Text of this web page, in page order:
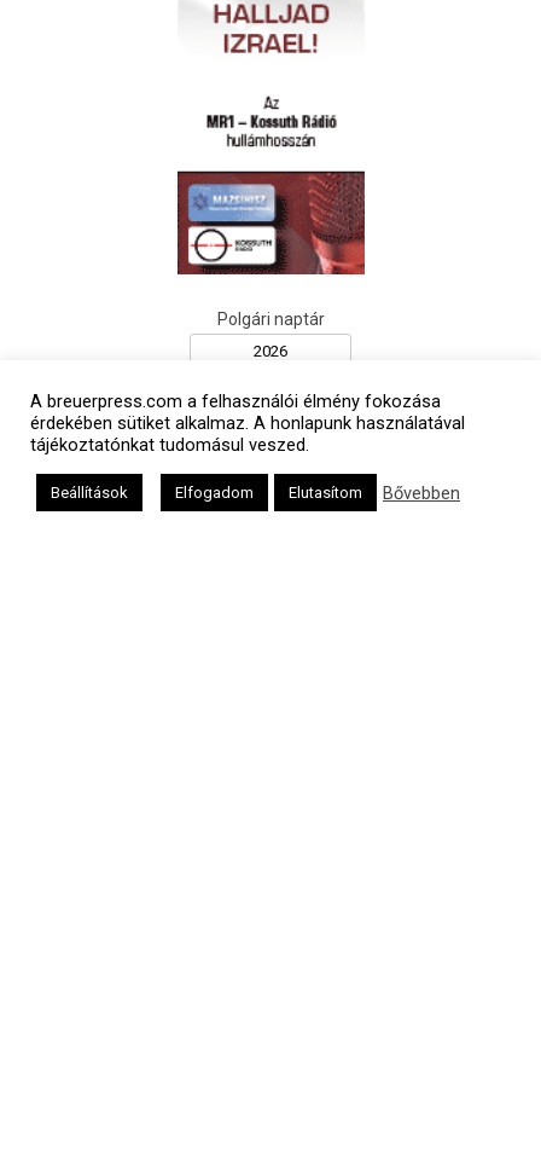
Polgári naptár
Héber naptár
A breuerpress.com a felhasználói élmény fokozása
érdekében sütiket alkalmaz. A honlapunk használatával
tájékoztatónkat tudomásul veszed.
Beállítások Elfogadom Elutasítom Bővebben